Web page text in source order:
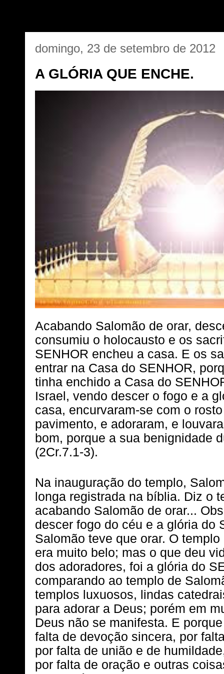
domingo, 23 de setembro de 2012
A GLÓRIA QUE ENCHE.
Acabando Salomão de orar,
consumiu o holocausto e os
SENHOR encheu a casa. E os
entrar na Casa do SENHOR,
tinha enchido a Casa do
Israel, vendo descer o fogo e a
casa, encurvaram-se com o
pavimento, e adoraram, e
bom, porque a sua benignidade
(2Cr.7.1-3).
Na inauguração do templo,
longa registrada na bíblia. Diz o
acabando Salomão de orar...
descer fogo do céu e a glória do
Salomão teve que orar. O
era muito belo; mas o que deu
dos adoradores, foi a glória do
comparando ao templo de
templos luxuosos, lindas
para adorar a Deus; porém em
Deus não se manifesta. E
falta de devoção sincera, por
por falta de união e de
por falta de oração e outras